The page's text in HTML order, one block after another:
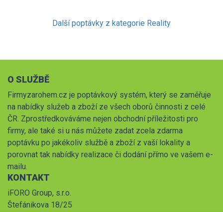
Další poptávky z kategorie Reality
O SLUŽBĚ
Firmyzarohem.cz je poptávkový systém, který se zaměřuje
na nabídky služeb a zboží ze všech oborů činnosti z celé
ČR. Zprostředkováváme nejen obchodní příležitosti pro
firmy, ale také si u nás můžete zadat zcela zdarma
poptávku po jakékoliv službě a zboží z vaší lokality a
porovnat tak nabídky realizace či dodání přímo ve vašem e-
mailu.
KONTAKT
iFORO Group, s.r.o.
Štefánikova 18/25